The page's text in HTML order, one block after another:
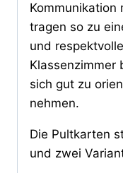
Kommunikation
tragen so zu
und
Klassenzimmer
sich gut zu
nehmen.
Die Pultkarten
und zwei